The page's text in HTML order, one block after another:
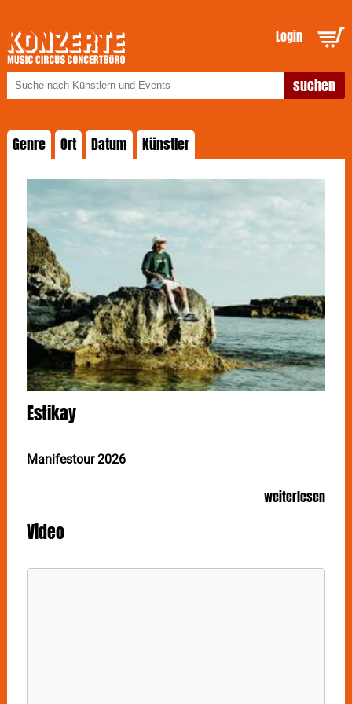
Login
Genre Ort Datum Künstler
Estikay
Manifestour 2026
Mitreißende Beats, pointierte Texte und eine
Bühnenpräsenz, die ihresgleichen sucht – ESTIKAY
steht für authentischen deutschen Hip-Hop, der unter
die Haut geht. Der Hamburger rapper gastiert am 16.
weiterlesen
Video